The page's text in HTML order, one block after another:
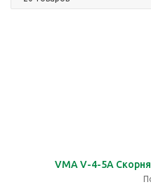
VMA V-4-5A